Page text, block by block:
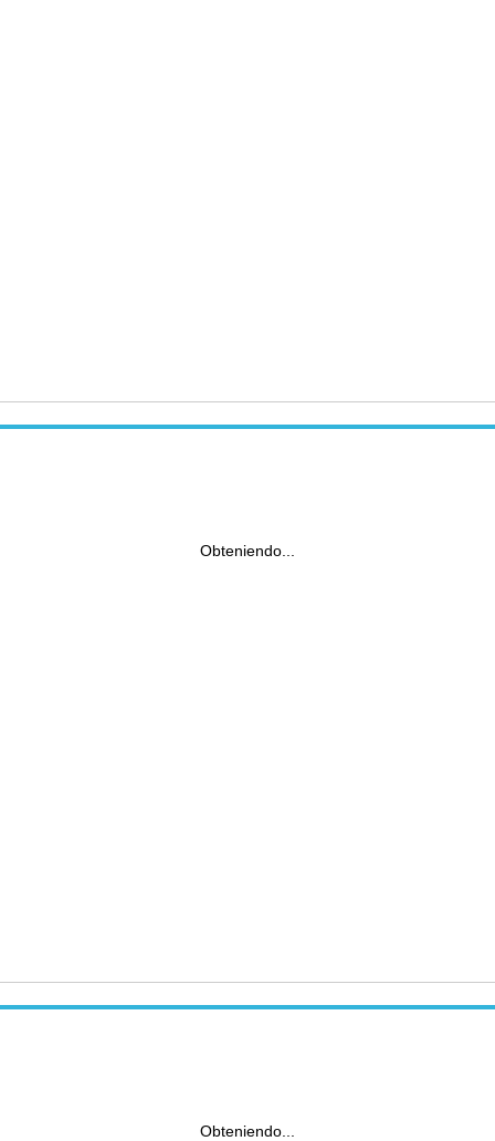
Obteniendo...
Obteniendo...